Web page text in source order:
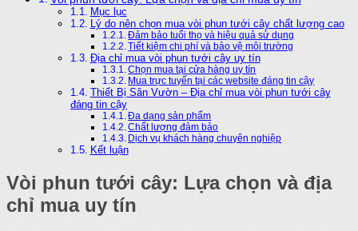
Mục lục
Lý do nên chọn mua vòi phun tưới cây chất lượng cao
Đảm bảo tuổi thọ và hiệu quả sử dụng
Tiết kiệm chi phí và bảo vệ môi trường
Địa chỉ mua vòi phun tưới cây uy tín
Chọn mua tại cửa hàng uy tín
Mua trực tuyến tại các website đáng tin cậy
Thiết Bị Sân Vườn – Địa chỉ mua vòi phun tưới cây
đáng tin cậy
Đa dạng sản phẩm
Chất lượng đảm bảo
Dịch vụ khách hàng chuyên nghiệp
Kết luận
Vòi phun tưới cây: Lựa chọn và địa
chỉ mua uy tín